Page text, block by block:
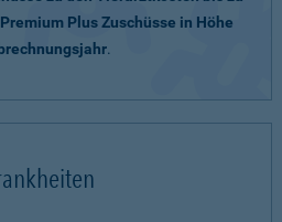
Plus Zuschüsse in Höhe
.